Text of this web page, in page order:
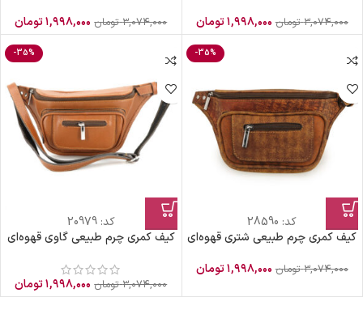
۳,۰۷۴,۰۰۰ تومان ۱,۹۹۸,۰۰۰تومان ۳,۰۷۴,۰۰۰ تومان ۱,۹۹۸,۰۰۰تومان
-35%
کد: 28590
کیف کمری چرم طبیعی شتری قهوه‌ای
۳,۰۷۴,۰۰۰ تومان ۱,۹۹۸,۰۰۰تومان
-35%
کد:20979
کیف کمری چرم طبیعی گاوی قهوه‌ای
۳,۰۷۴,۰۰۰ تومان ۱,۹۹۸,۰۰۰تومان